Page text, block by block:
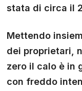
stata di circa il
Mettendo
dei proprietari,
zero il calo è in
con freddo